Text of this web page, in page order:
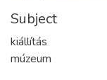
Subject
kiállítás
múzeum